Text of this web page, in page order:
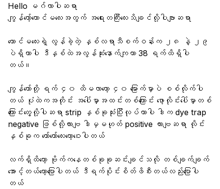
Hello မဂ်လာပါဆရာ
ကျွန်တော့်ကောင်မလေးအတွက် အရေးတကြီးလေးသိချင်လို့ပါဗျာဆရာ
ကောင်မလေးရဲ့ လွန်ခဲ့တဲ့ နှစ်လရာသီစက်ဝန်းက ၂၈ နဲ့ ၂၉
ပဲရှိတာပါ ဒီနှစ်ထဲအလွန်ဆုံးနောက်ကျတာ 38 ရက်ထိရှိပါ
တယ်။
ကျွန်တော်တို့ ရက် ၄၀ ထိမလာတော့ ၄၀ မြောက်မှာပဲ စစ်လိုက်ပါ
တယ် ပုံထဲကအတိုင်း အပေါ်မှာအထင်းတစ်ကြောင်း ဖော့လိုင်းပေါ်မှာတစ်
ကြောင်းတွေ့လို့ပါဆရာ strip နှစ်ခုသုံးပြီးလုပ်တာပါ ဒါက dye trap
negative ဖြစ်လို့လားဗျ ဒါမှမဟုတ် positive လားဗျဆရာ လိုင်း
နှစ်ခုက တော်တော်လေးတော့ဝေးပါတယ်
လက်ရှိထိတော့ ဗိုက်ကနေတစ်ခုခုဆင်းချင်သလို တစ်ချက်ချက်
အောင့်တယ်တော့ပြောပါတယ် ဒီရက်ပိုင်းစိတ်ဖိစီးတယ်လည်းပြောပါ
တယ်